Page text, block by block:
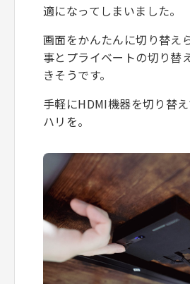
適になってしまいました。
画面をかんたんに切り替え
事とプライベートの切り替
きそうです。
手軽にHDMI機器を切り替
ハリを。